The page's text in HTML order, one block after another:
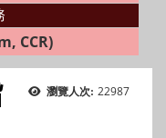
CCR)
瀏覽人次: 22987